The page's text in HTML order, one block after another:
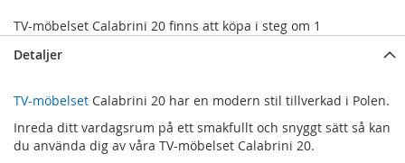
TV-möbelset Calabrini 20 finns att köpa i steg om 1
Detaljer
TV-möbelset Calabrini 20 har en modern stil tillverkad i Polen.
Inreda ditt vardagsrum på ett smakfullt och snyggt sätt så kan
du använda dig av våra TV-möbelset Calabrini 20.